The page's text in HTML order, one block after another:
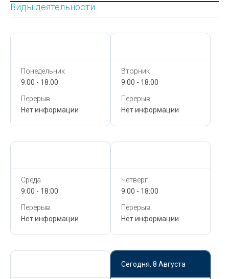
Виды деятельности
Понедельник
9:00 - 18:00
Перерыв
Нет информации
Вторник
9:00 - 18:00
Перерыв
Нет информации
Среда
9:00 - 18:00
Перерыв
Нет информации
Четверг
9:00 - 18:00
Перерыв
Нет информации
Сегодня, 8 Августа